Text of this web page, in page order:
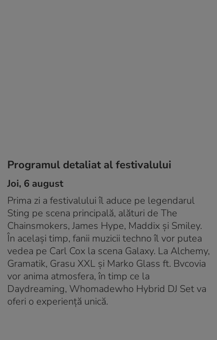
Programul detaliat al festivalului
Joi, 6 august
Prima zi a festivalului îl aduce pe legendarul
Sting pe scena principală, alături de The
Chainsmokers, James Hype, Maddix și Smiley.
În același timp, fanii muzicii techno îl vor putea
vedea pe Carl Cox la scena Galaxy. La Alchemy,
Gramatik, Grasu XXL și Marko Glass ft. Bvcovia
vor anima atmosfera, în timp ce la
Daydreaming, Whomadewho Hybrid DJ Set va
oferi o experiență unică.